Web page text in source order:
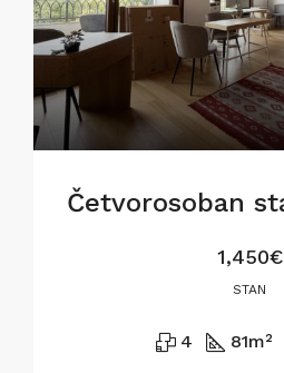
1,450€
STAN
4 81m²